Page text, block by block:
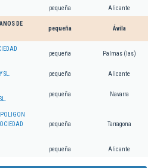
pequeña Alicante
DE
pequeña Ávila
pequeña Palmas (las)
pequeña Alicante
pequeña Navarra
pequeña Tarragona
pequeña Alicante